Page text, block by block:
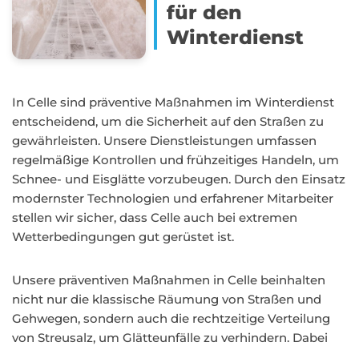
für den
Winterdienst
In Celle sind präventive Maßnahmen im Winterdienst
entscheidend, um die Sicherheit auf den Straßen zu
gewährleisten. Unsere Dienstleistungen umfassen
regelmäßige Kontrollen und frühzeitiges Handeln, um
Schnee- und Eisglätte vorzubeugen. Durch den Einsatz
modernster Technologien und erfahrener Mitarbeiter
stellen wir sicher, dass Celle auch bei extremen
Wetterbedingungen gut gerüstet ist.
Unsere präventiven Maßnahmen in Celle beinhalten
nicht nur die klassische Räumung von Straßen und
Gehwegen, sondern auch die rechtzeitige Verteilung
von Streusalz, um Glätteunfälle zu verhindern. Dabei